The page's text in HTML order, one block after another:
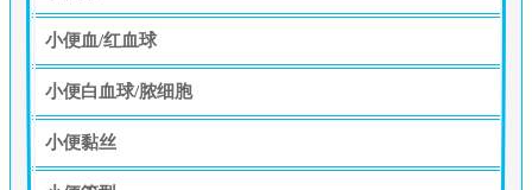
小便血/红血球
小便白血球/脓细胞
小便黏丝